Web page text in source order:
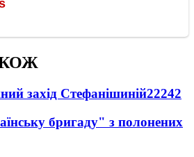
захід Стефанішиній22242
бригаду" з полонених